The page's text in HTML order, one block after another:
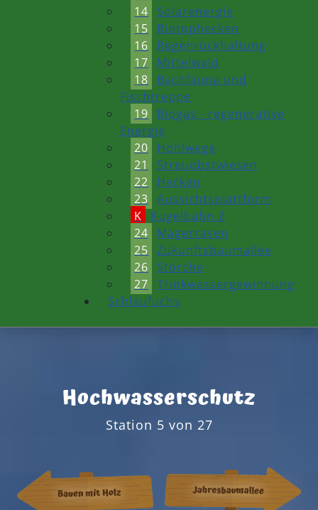
14
Solarenergie
15
Biotophecken
16
Regenrückhaltung
17
Mittelwald
18
Bachfauna und
Fischtreppe
19
Biogas - regenerative
Energie
20
Hohlwege
21
Streuobstwiesen
22
Hecken
23 Aussichtsplattform
K
Kugelbahn 2
24
Magerrasen
25 Zukunftsbaumallee
26
Störche
27 Trinkwassergewinnung
Schlaufuchs
Hochwasserschutz
Station 5 von 27